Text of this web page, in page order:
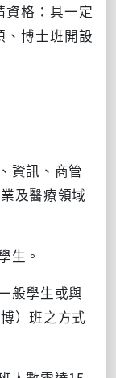
格：具一定
博士班開設
資訊、商管
及醫療領域
生。
般學生或與
）班之方式